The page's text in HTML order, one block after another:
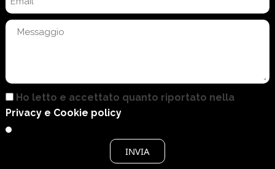
Ho letto e accettato quanto riportato nella
Privacy e Cookie policy
INVIA